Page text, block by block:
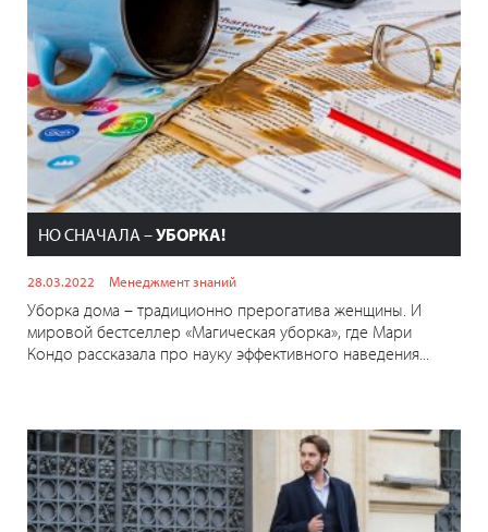
НО СНАЧАЛА –УБОРКА!
28.03.2022 Менеджмент знаний
Уборка дома – традиционно прерогатива женщины. И
мировой бестселлер «Магическая уборка», где Мари
Кондо рассказала про науку эффективного наведения...